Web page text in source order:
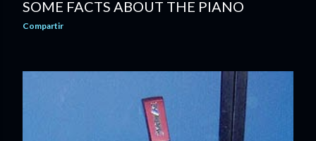
SOME FACTS ABOUT THE PIANO
Compartir